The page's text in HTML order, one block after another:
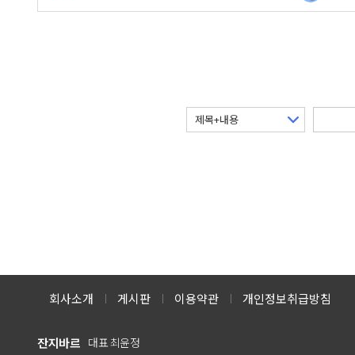
회사소개 게시판 이용약관 개인정보취급방침
잔지바르 대표 최윤정